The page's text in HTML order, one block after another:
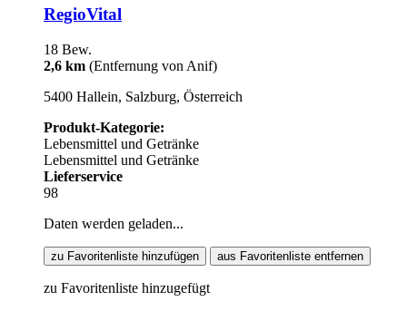
RegioVital
18 Bew.
2,6 km (Entfernung von Anif)
5400 Hallein, Salzburg, Österreich
Produkt-Kategorie:
Lebensmittel und Getränke
Lebensmittel und Getränke
Lieferservice
98
Daten werden geladen...
zu Favoritenliste hinzufügen aus Favoritenliste entfernen
zu Favoritenliste hinzugefügt